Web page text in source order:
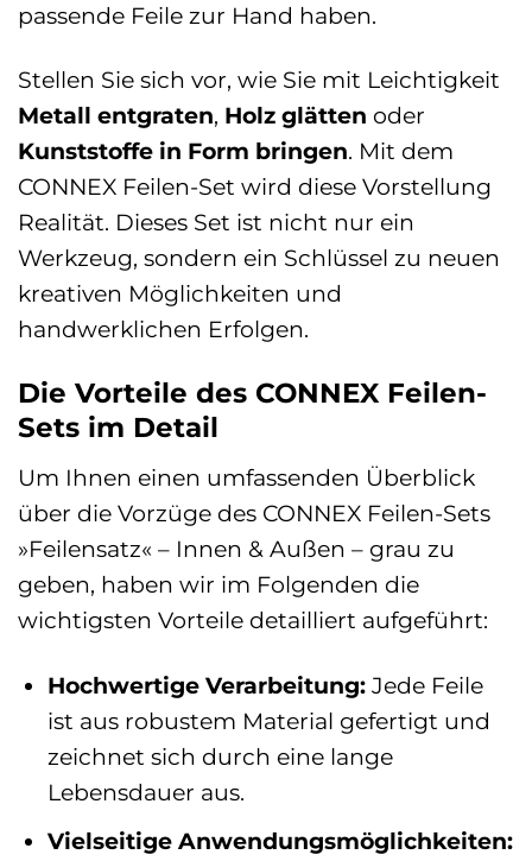
passende Feile zur Hand haben.
Stellen Sie sich vor, wie Sie mit Leichtigkeit
Metall entgraten, Holz glätten oder
Kunststoffe in Form bringen. Mit dem
CONNEX Feilen-Set wird diese Vorstellung
Realität. Dieses Set ist nicht nur ein
Werkzeug, sondern ein Schlüssel zu neuen
kreativen Möglichkeiten und
handwerklichen Erfolgen.
Die Vorteile des CONNEX Feilen-
Sets im Detail
Um Ihnen einen umfassenden Überblick
über die Vorzüge des CONNEX Feilen-Sets
»Feilensatz« – Innen & Außen – grau zu
geben, haben wir im Folgenden die
wichtigsten Vorteile detailliert aufgeführt:
Hochwertige Verarbeitung:Jede Feile
ist aus robustem Material gefertigt und
zeichnet sich durch eine lange
Lebensdauer aus.
Vielseitige Anwendungsmöglichkeiten: